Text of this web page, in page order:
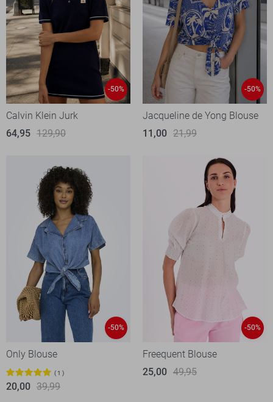
-50%
Calvin Klein Jurk
64,95 129,90
-50%
Jacqueline de Yong Blouse
11,00 21,99
-50%
Only Blouse
1
20,00 39,99
-50%
Freequent Blouse
25,00 49,95